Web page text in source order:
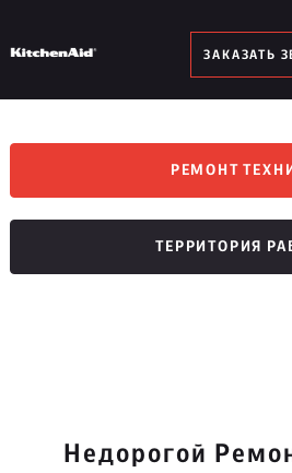
ЗАКАЗАТЬ
РЕМОНТ
ТЕРРИТОРИЯ
Недорогой